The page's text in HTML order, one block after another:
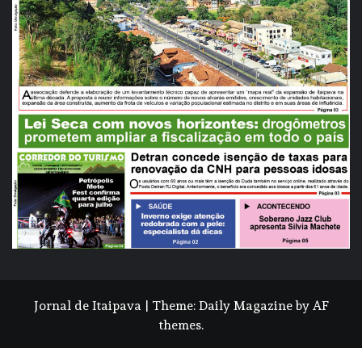
Jornal de Itaipava | Theme: Daily Magazineby AF
themes.